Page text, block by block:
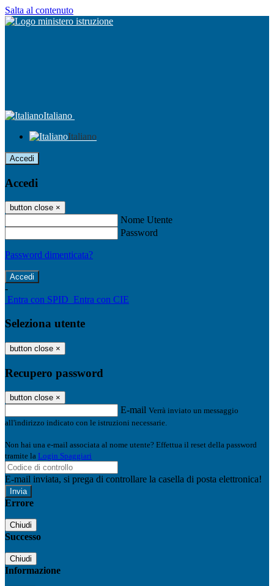
Salta al contenuto
Italiano
Italiano
Accedi
Accedi
button close ×
Nome Utente
Password
Password dimenticata?
-
Entra con SPID Entra con CIE
Seleziona utente
button close ×
Recupero password
button close ×
E-mail Verrà inviato un messaggio
all'indirizzo indicato con le istruzioni necessarie.
Non hai una e-mail associata al nome utente? Effettua il reset della password
tramite la Login Spaggiari
E-mail inviata, si prega di controllare la casella di posta elettronica!
Errore
Chiudi
Successo
Chiudi
Informazione